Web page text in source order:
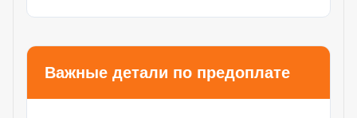
Важные детали по предоплате